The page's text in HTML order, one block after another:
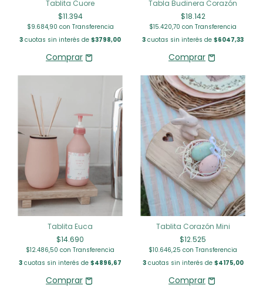
Tablita Cuore
$11.394
$9.684,90 con Transferencia
3 cuotas sin interés de $3798,00
Tabla Budinera Corazón
$18.142
$15.420,70 con Transferencia
3 cuotas sin interés de $6047,33
Tablita Euca
$14.690
$12.486,50 con Transferencia
3 cuotas sin interés de $4896,67
Tablita Corazón Mini
$12.525
$10.646,25 con Transferencia
3cuotas sin interés de $4175,00